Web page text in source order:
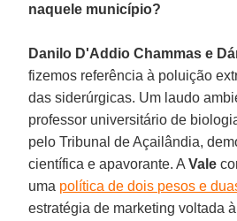
naquele município?
Danilo D'Addio Chammas e
fizemos referência à poluição
das siderúrgicas. Um laudo
professor universitário de
pelo Tribunal de Açailândia,
científica e apavorante. AVale
uma política de dois pesos e
estratégia de marketing voltada